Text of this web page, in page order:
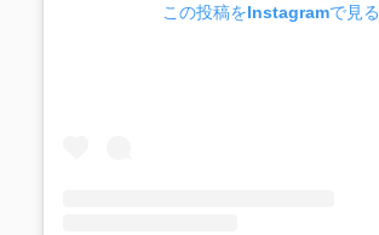
この投稿をInstagramで見る